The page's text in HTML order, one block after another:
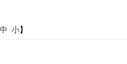
中 小】